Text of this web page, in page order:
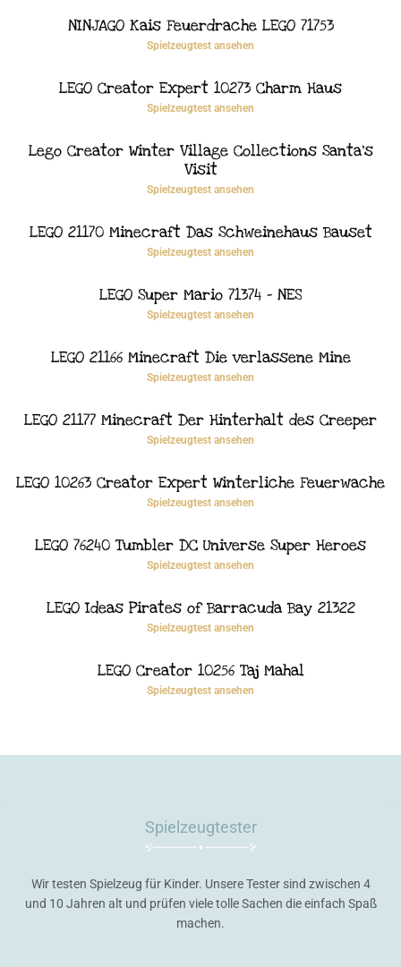
NINJAGO Kais Feuerdrache LEGO 71753
Spielzeugtest ansehen
LEGO Creator Expert 10273 Charm Haus
Spielzeugtest ansehen
Lego Creator Winter Village Collections Santa’s
Visit
Spielzeugtest ansehen
LEGO 21170 Minecraft Das Schweinehaus Bauset
Spielzeugtest ansehen
LEGO Super Mario 71374 – NES
Spielzeugtest ansehen
LEGO 21166 Minecraft Die verlassene Mine
Spielzeugtest ansehen
LEGO 21177 Minecraft Der Hinterhalt des Creeper
Spielzeugtest ansehen
LEGO 10263 Creator Expert Winterliche Feuerwache
Spielzeugtest ansehen
LEGO 76240 Tumbler DC Universe Super Heroes
Spielzeugtest ansehen
LEGO Ideas Pirates of Barracuda Bay 21322
Spielzeugtest ansehen
LEGO Creator 10256 Taj Mahal
Spielzeugtest ansehen
Spielzeugtester
Wir testen Spielzeug für Kinder. Unsere Tester sind zwischen 4
und 10 Jahren alt und prüfen viele tolle Sachen die einfach Spaß
machen.